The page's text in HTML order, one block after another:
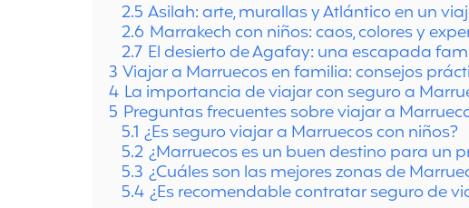
2.5 Asilah: arte, murallas y Atlántico en un
2.6 Marrakech con niños: caos, colores y
2.7 El desierto de Agafay: una escapada
3 Viajar a Marruecos en familia: consejos
4 La importancia de viajar con seguro a
5 Preguntas frecuentes sobre viajar a
5.1 ¿Es seguro viajar a Marruecos con niños?
5.2 ¿Marruecos es un buen destino para un
5.3 ¿Cuáles son las mejores zonas de
5.4 ¿Es recomendable contratar seguro de